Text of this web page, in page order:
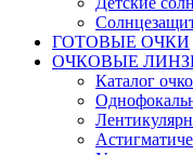
ГОТОВЫЕ ОЧКИ
ОЧКОВЫЕ
Каталог